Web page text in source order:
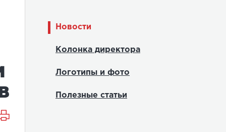
Новости
Колонка директора
Логотипы и фото
Полезные статьи